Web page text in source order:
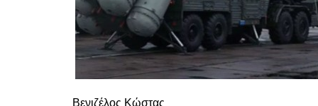
Βενιζέλος Κώστας